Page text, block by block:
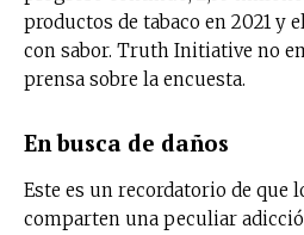
productos de tabaco en 2021 y
con sabor. Truth Initiative no
prensa sobre la encuesta.
En busca de daños
Este es un recordatorio de que
comparten una peculiar